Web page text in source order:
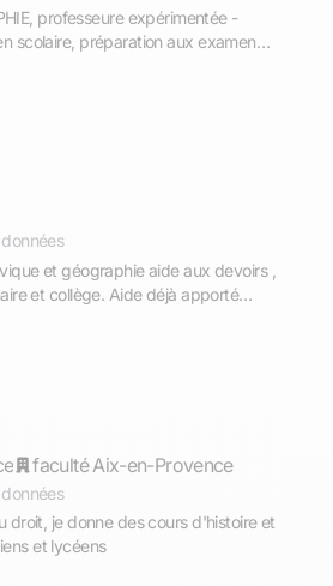
professeure expérimentée -
scolaire, préparation aux examens
sujet type
et géographie aide aux devoirs ,
et collège. Aide déjà apporté
faculté Aix-en-Provence
droit, je donne des cours d'histoire et
et lycéens